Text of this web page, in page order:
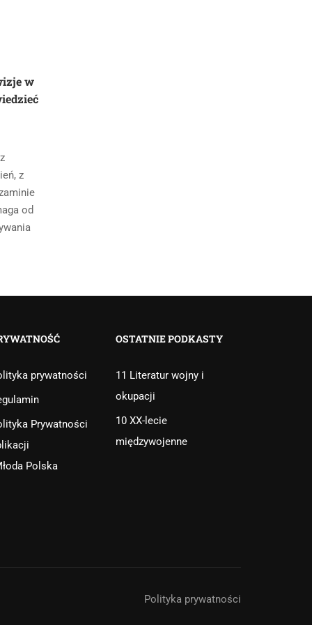
w
z
od
prywatności
Prywatności
OSTATNIE PODKASTY
11 Literatur wojny i
okupacji
10 XX-lecie
międzywojenne
Polska
Polityka prywatności